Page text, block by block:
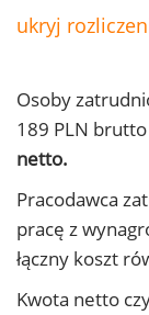
ukryj
Osoby
189 PLN
netto.
Pracodawca
pracę z
łączny koszt
Kwota netto